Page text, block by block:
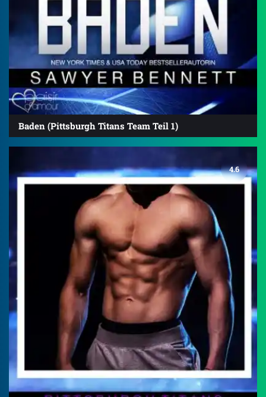
Baden (Pittsburgh Titans Team Teil 1)
4.6